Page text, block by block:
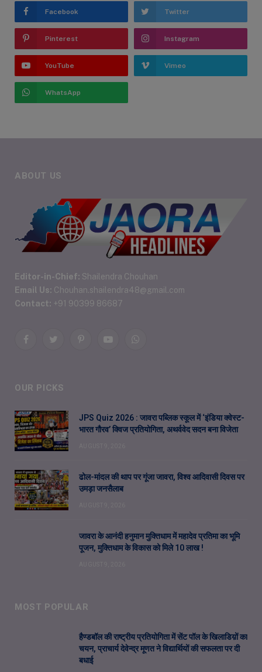
Facebook Twitter
Pinterest Instagram
YouTube Vimeo
WhatsApp
ABOUT US
Editor-in-Chief: Shailendra Chouhan
Email Us: Chouhan.shailendra48@gmail.com
Contact: +91 90399 86687
FacebookTwitterPinterestYouTubeWhatsApp
OUR PICKS
JPS Quiz 2026 : जावरा पब्लिक स्कूल में ‘इंडिया क्वेस्ट-
भारत गौरव’ क्विज प्रतियोगिता, अथर्ववेद सदन बना विजेता
ढोल-मांदल की थाप पर गूंजा जावरा, विश्व आदिवासी दिवस पर
उमड़ा जनसैलाब
जावरा के आनंदी हनुमान मुक्तिधाम में महादेव प्रतिमा का भूमि
पूजन, मुक्तिधाम के विकास को मिले 10 लाख !
MOST POPULAR
हैण्डबॉल की राष्ट्रीय प्रतियोगिता में सेंट पॉल के खिलाडिय़ों का
चयन, प्राचार्य देवेन्द्र मूणत ने विद्यार्थियों की सफलता पर दी
बधाई